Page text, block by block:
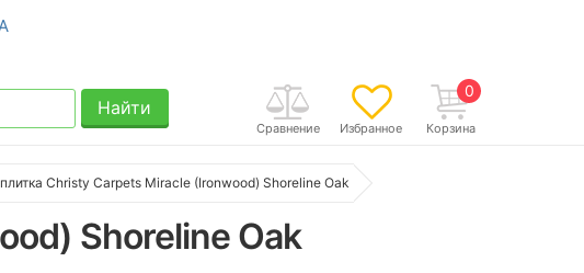
0
Корзина
Избранное
Сравнение
Найти
Christy Carpets Miracle (Ironwood) Shoreline Oak
Shoreline Oak